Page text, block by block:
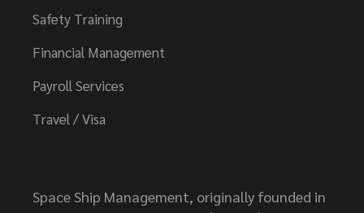
Safety Training
Financial Management
Payroll Services
Travel / Visa
Space Ship Management, originally founded in